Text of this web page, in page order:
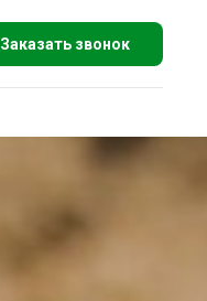
Заказать звонок